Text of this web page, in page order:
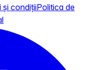
și condițiiPolitica de